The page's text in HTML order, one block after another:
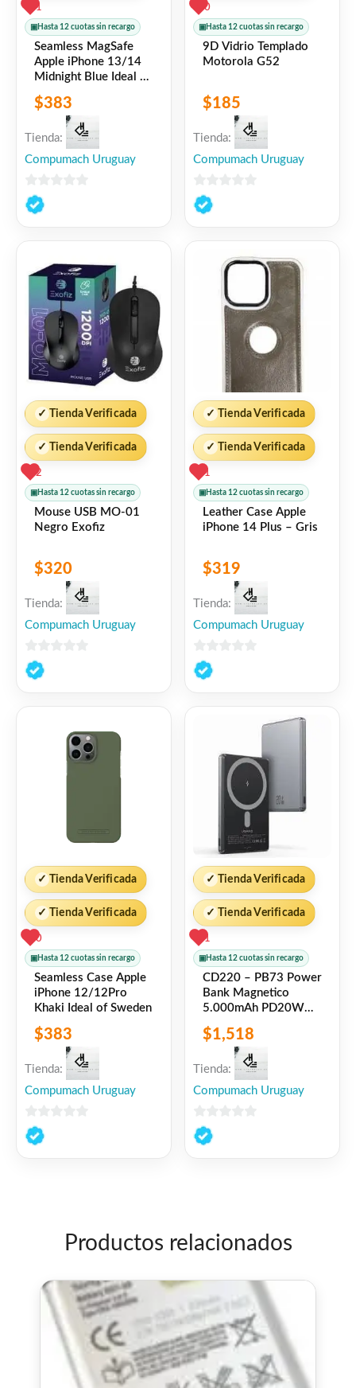
1
▣ Hasta 12 cuotas sin recargo
Seamless MagSafe
Apple iPhone 13/14
Midnight Blue Ideal of
Sweden
$383
Tienda:
Compumach Uruguay
0
de
0
▣ Hasta 12 cuotas sin recargo
9D Vidrio Templado
Motorola G52
$185
Tienda:
Compumach Uruguay
0
de
✓ Tienda Verificada
✓ Tienda Verificada
2
▣ Hasta 12 cuotas sin recargo
Mouse USB MO-01
Negro Exofiz
$320
Tienda:
Compumach Uruguay
0
de
✓ Tienda Verificada
✓ Tienda Verificada
1
▣ Hasta 12 cuotas sin recargo
Leather Case Apple
iPhone 14 Plus – Gris
$319
Tienda:
Compumach Uruguay
0
de
✓ Tienda Verificada
✓ Tienda Verificada
0
▣ Hasta 12 cuotas sin recargo
Seamless Case Apple
iPhone 12/12Pro
Khaki Ideal of Sweden
$383
Tienda:
Compumach Uruguay
0
de
✓ Tienda Verificada
✓ Tienda Verificada
1
▣ Hasta 12 cuotas sin recargo
CD220 – PB73 Power
Bank Magnetico
5.000mAh PD20W
Gris USAMS
$1,518
Tienda:
Compumach Uruguay
0
de
Productos relacionados